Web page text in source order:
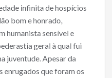
infinita de hospícios
bom e honrado,
humanista sensível e
geral à qual fui
juventude. Apesar da
enrugados que foram os